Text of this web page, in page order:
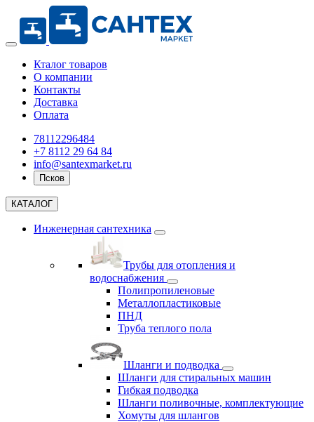
Кталог товаров
О компании
Контакты
Доставка
Оплата
78112296484
+7 8112 29 64 84
info@santexmarket.ru
Псков
КАТАЛОГ
Инженерная сантехника
Трубы для отопления и
водоснабжения
Полипропиленовые
Металлопластиковые
ПНД
Труба теплого пола
Шланги и подводка
Шланги для стиральных машин
Гибкая подводка
Шланги поливочные, комплектующие
Хомуты для шлангов